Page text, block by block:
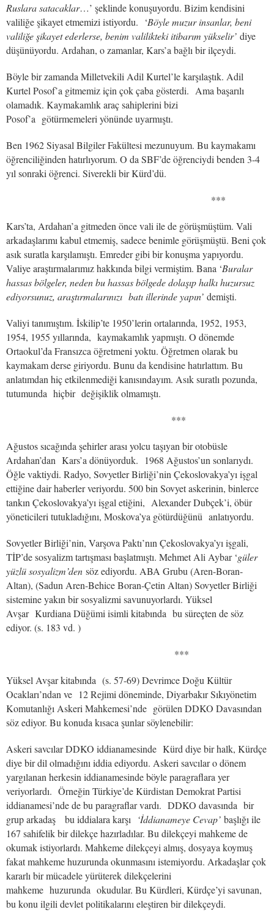
Ruslara satacaklar…’ şeklinde konuşuyordu. Bizim kendisini
valiliğe şikayet etmemizi istiyordu. ‘Böyle muzur insanlar, beni
valiliğe şikayet ederlerse, benim valilikteki itibarım yükselir’ diye
düşünüyordu. Ardahan, o zamanlar, Kars’a bağlı bir ilçeydi.
Böyle bir zamanda Milletvekili Adil Kurtel’le karşılaştık. Adil
Kurtel Posof’a gitmemiz için çok çaba gösterdi. Ama başarılı
olamadık. Kaymakamlık araç sahiplerini bizi
Posof’a götürmemeleri yönünde uyarmıştı.
Ben 1962 Siyasal Bilgiler Fakültesi mezunuyum. Bu kaymakamı
öğrenciliğinden hatırlıyorum. O da SBF’de öğrenciydi benden 3-4
yıl sonraki öğrenci. Siverekli bir Kürd’dü.
***
Kars’ta, Ardahan’a gitmeden önce vali ile de görüşmüştüm. Vali
arkadaşlarımı kabul etmemiş, sadece benimle görüşmüştü. Beni çok
asık suratla karşılamıştı. Emreder gibi bir konuşma yapıyordu.
Valiye araştırmalarımız hakkında bilgi vermiştim. Bana ‘Buralar
hassas bölgeler, neden bu hassas bölgede dolaşıp halkı huzursuz
ediyorsunuz, araştırmalarınızı batı illerinde yapın’ demişti.
Valiyi tanımıştım. İskilip’te 1950’lerin ortalarında, 1952, 1953,
1954, 1955 yıllarında, kaymakamlık yapmıştı. O dönemde
Ortaokul’da Fransızca öğretmeni yoktu. Öğretmen olarak bu
kaymakam derse giriyordu. Bunu da kendisine hatırlattım. Bu
anlatımdan hiç etkilenmediği kanısındayım. Asık suratlı pozunda,
tutumunda hiçbir değişiklik olmamıştı.
***
Ağustos sıcağında şehirler arası yolcu taşıyan bir otobüsle
Ardahan’dan Kars’a dönüyorduk. 1968 Ağustos’un sonlarıydı.
Öğle vaktiydi. Radyo, Sovyetler Birliği’nin Çekoslovakya’yı işgal
ettiğine dair haberler veriyordu. 500 bin Sovyet askerinin, binlerce
tankın Çekoslovakya’yı işgal etiğini, Alexander Dubçek’i, öbür
yöneticileri tutukladığını, Moskova’ya götürdüğünü anlatıyordu.
Sovyetler Birliği’nin, Varşova Paktı’nın Çekoslovakya’yı işgali,
TİP’de sosyalizm tartışması başlatmıştı. Mehmet Ali Aybar ‘güler
yüzlü sosyalizm’den söz ediyordu. ABA Grubu (Aren-Boran-
Altan), (Sadun Aren-Behice Boran-Çetin Altan) Sovyetler Birliği
sistemine yakın bir sosyalizmi savunuyorlardı. Yüksel
Avşar Kurdiana Düğümi isimli kitabında bu süreçten de söz
ediyor. (s. 183 vd. )
***
Yüksel Avşar kitabında (s. 57-69) Devrimce Doğu Kültür
Ocakları’ndan ve 12 Rejimi döneminde, Diyarbakır Sıkıyönetim
Komutanlığı Askeri Mahkemesi’nde görülen DDKO Davasından
söz ediyor. Bu konuda kısaca şunlar söylenebilir:
Askeri savcılar DDKO iddianamesinde Kürd diye bir halk, Kürdçe
diye bir dil olmadığını iddia ediyordu. Askeri savcılar o dönem
yargılanan herkesin iddianamesinde böyle paragraflara yer
veriyorlardı. Örneğin Türkiye’de Kürdistan Demokrat Partisi
iddianamesi’nde de bu paragraflar vardı. DDKO davasında bir
grup arkadaş bu iddialara karşı ‘İddianameye Cevap’ başlığı ile
167 sahifelik bir dilekçe hazırladılar. Bu dilekçeyi mahkeme de
okumak istiyorlardı. Mahkeme dilekçeyi almış, dosyaya koymuş
fakat mahkeme huzurunda okunmasını istemiyordu. Arkadaşlar çok
kararlı bir mücadele yürüterek dilekçelerini
mahkeme huzurunda okudular. Bu Kürdleri, Kürdçe’yi savunan,
bu konu ilgili devlet politikalarını eleştiren bir dilekçeydi.